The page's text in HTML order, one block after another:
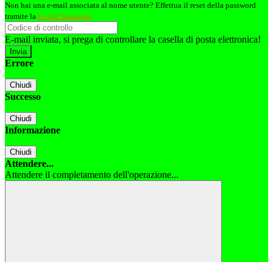
Non hai una e-mail associata al nome utente? Effettua il reset della password
tramite la Login Spaggiari
E-mail inviata, si prega di controllare la casella di posta elettronica!
Errore
Chiudi
Successo
Chiudi
Informazione
Chiudi
Attendere...
Attendere il completamento dell'operazione...